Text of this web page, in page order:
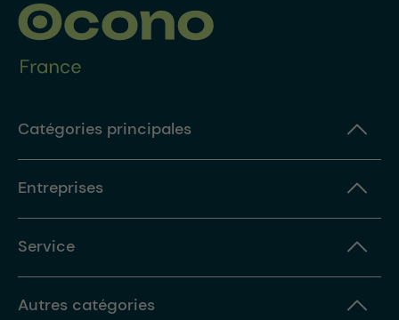
Catégories principales
Entreprises
Service
Autres catégories